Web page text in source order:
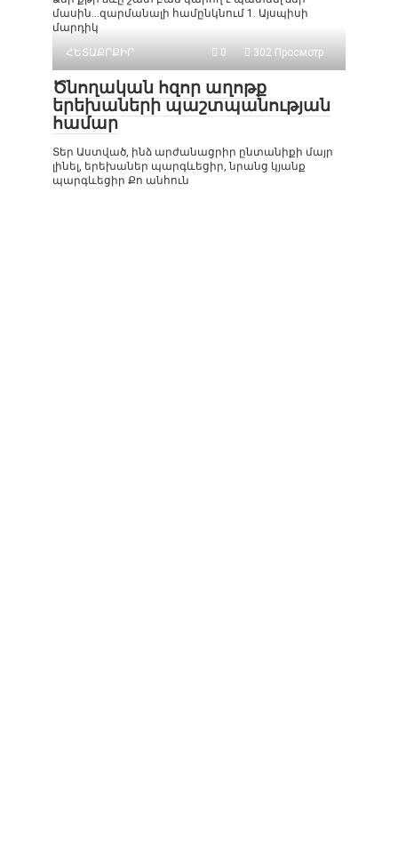
մասին…զարմանալի համընկնում 1. Այսպիսի
մարդիկ
ՀԵՏԱՔՐՔԻՐ
0 302 Просмотр
Ծնողական հզոր աղոթք
երեխաների պաշտպանության
համար
Տեր Աստված, ինձ արժանացրիր ընտանիքի մայր
լինել, երեխաներ պարգևեցիր, նրանց կյանք
պարգևեցիր Քո անհուն